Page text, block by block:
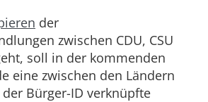
der
zwischen CDU, CSU
soll in der kommenden
eine zwischen den Ländern
Bürger-ID verknüpfte